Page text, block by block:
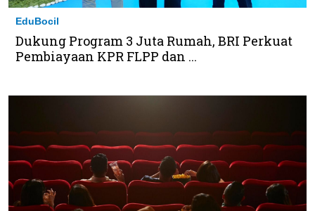
EduBocil
Dukung Program 3 Juta Rumah, BRI Perkuat
Pembiayaan KPR FLPP dan ...